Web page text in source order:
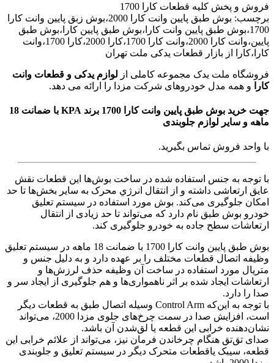
فروش و پخش کلیه قطعات کارا 1700
برچسب: بوش طبق پایین وانت کارا 2000،بوش زبق پایین وانت کارا
1700،بوش طبق پایین وانت کارا،بوش طبق پایین کارا،بوش طبق
پایین،وانت کارا 2000،وانت کارا 1700،کارا 2000،کارا 1700،وانت
کارا،کارا از بازار قطعات یدکی ملت تهران
فروشگاه ملت یدک مجموعه کاملی از لوازم یدکی و قطعات وانت
کارا
و همه مدل خودروهای شرکت مزدا را ارائه می دهد.
جهت خرید بوش طبق پایین وانت کارا 1700 برند KPA با ضمانت 18
ماهه و سایر لوازم جلوبندی
با واحد فروش تماس بگیرید.
با توجه به جنس استفاده شده در ساخت بوش‌ها این قطعات نقش
عایق ارتعاشی داشته و از انتقال انرژي محرک به سایر بخش‌ها تا حد
امکان جلوگیری می‌کند. بوش مورد استفاده در سیستم تعلیق
خودرو بوش طبق نام دارد که می‌تواند تا حد زیادی از انتقال
ارتعاشات سطح جاده به خودرو جلوگیری کند.
بوش طبق پایین وانت کارا 1700 با ضمانت 18 ماهه در سیستم تعلیق
وظیفه اتصال قطعات مختلف را بر عهده دارد و به دلیل جنس و
متریال مورد استفاده در ساخت آن وظیفه حذف لرزش‌ها و
ارتعاشات ایجاد شده بر اثر ناهمواری‌ها و هم جلوگیری از ایجاد سر و
صدا را دارد.
با توجه به این‌که Control Arm وسیله اتصال طبق به قطعات دیگر
است، افزایش صدا در سمت چرخ‌های جلوی مزدا 2000، می‌تواند
نشان‌دهنده خرابی این قطعه یا لق‌شدن آن باشد.
صدای تق‌تق هنگام چرخاندن فرمان نیز، می‌تواند از علائم خرابی این
قطعه، سیبک یاقطعات متحرک دیگر در سیستم تعلیق و جلوبندی